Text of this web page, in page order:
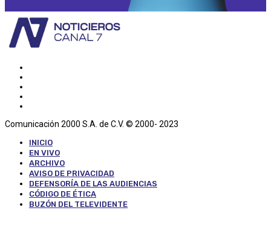
Comunicación 2000 S.A. de C.V. © 2000- 2023
INICIO
EN VIVO
ARCHIVO
AVISO DE PRIVACIDAD
DEFENSORÍA DE LAS AUDIENCIAS
CÓDIGO DE ÉTICA
BUZÓN DEL TELEVIDENTE